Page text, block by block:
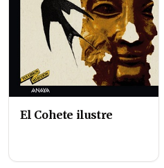
El Cohete ilustre